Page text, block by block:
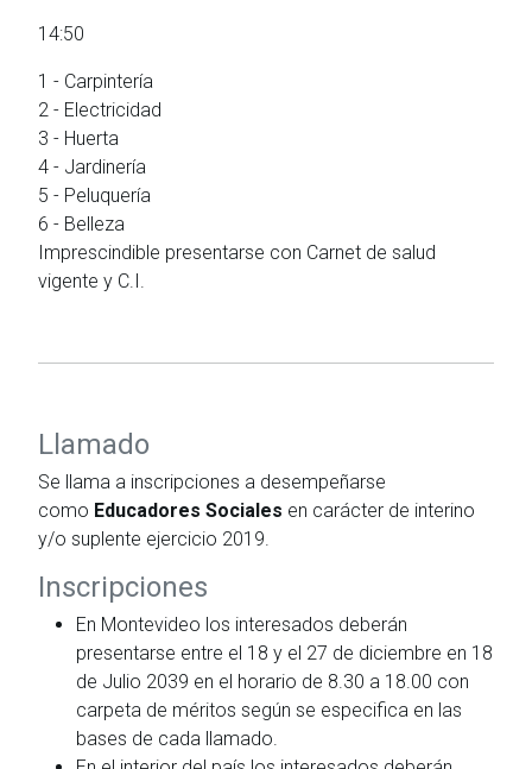
14:50
1 - Carpintería
2 - Electricidad
3 - Huerta
4 - Jardinería
5 - Peluquería
6 - Belleza
Imprescindible presentarse con Carnet de salud
vigente y C.I.
Llamado
Se llama a inscripciones a desempeñarse
como Educadores Sociales en carácter de interino
y/o suplente ejercicio 2019.
Inscripciones
En Montevideo los interesados deberán
presentarse entre el 18 y el 27 de diciembre en 18
de Julio 2039 en el horario de 8.30 a 18.00 con
carpeta de méritos según se especifica en las
bases de cada llamado.